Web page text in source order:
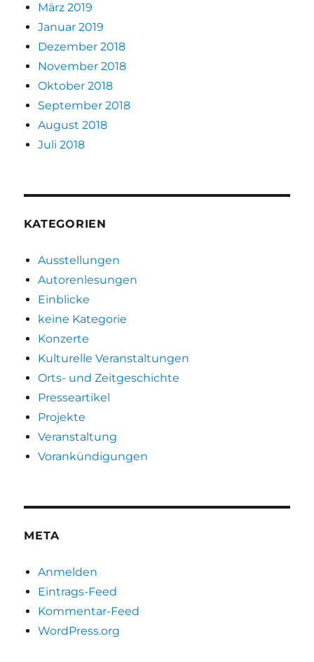
März 2019
Januar 2019
Dezember 2018
November 2018
Oktober 2018
September 2018
August 2018
Juli 2018
KATEGORIEN
Ausstellungen
Autorenlesungen
Einblicke
keine Kategorie
Konzerte
Kulturelle Veranstaltungen
Orts- und Zeitgeschichte
Presseartikel
Projekte
Veranstaltung
Vorankündigungen
META
Anmelden
Eintrags-Feed
Kommentar-Feed
WordPress.org